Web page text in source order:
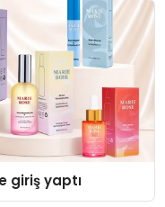
giriş yaptı